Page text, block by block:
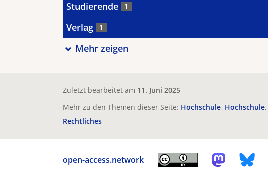
Studierende 1
Verlag 1
Mehr zeigen
Zuletzt bearbeitet am 11. Juni 2025
Mehr zu den Themen dieser Seite: Hochschule Hochschule
Rechtliches
open-access.network